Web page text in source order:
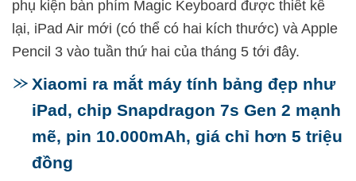
phụ kiện bàn phím Magic Keyboard được thiết kế
lại, iPad Air mới (có thể có hai kích thước) và Apple
Pencil 3 vào tuần thứ hai của tháng 5 tới đây.
Xiaomi ra mắt máy tính bảng đẹp như
iPad, chip Snapdragon 7s Gen 2 mạnh
mẽ, pin 10.000mAh, giá chỉ hơn 5 triệu
đồng